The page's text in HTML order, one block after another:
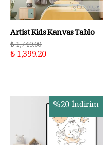
Artist Kids Kanvas Tablo
₺ 1,749.00
₺ 1,399.20
%20 İndirim